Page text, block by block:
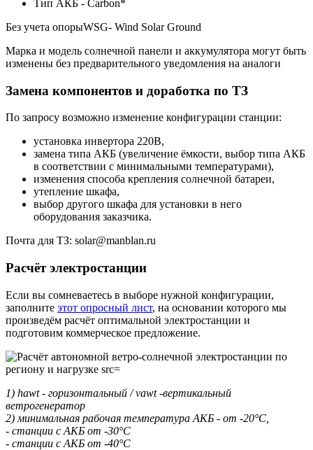
Тип АКБ - Carbon*
Без учета опорыWSG- Wind Solar Ground
Марка и модель солнечной панели и аккумулятора могут быть
изменены без предварительного уведомления на аналоги
Замена компонентов и доработка по ТЗ
По запросу возможно изменение конфигурации станции:
установка инвертора 220В,
замена типа АКБ (увеличение ёмкости, выбор типа АКБ
в соответствии с минимальными температурами),
изменения способа крепления солнечной батареи,
утепление шкафа,
выбор другого шкафа для установки в него
оборудования заказчика.
Почта для ТЗ: solar@manblan.ru
Расчёт электростанции
Если вы сомневаетесь в выборе нужной конфигурации,
заполните этот опросный лист, на основании которого мы
произведём расчёт оптимальной электростанции и
подготовим коммерческое предложение.
1) hawt - горизонтальный / vawt -вертикальный
ветрогенератор
2) минимальная рабочая температура АКБ - от -20°С,
- станции с АКБ от -30°С
- станции с АКБ от -40°С